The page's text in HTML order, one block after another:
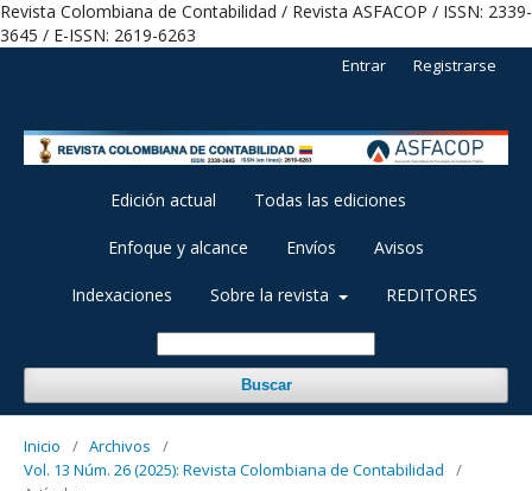
Revista Colombiana de Contabilidad / Revista ASFACOP / ISSN: 2339-
3645 / E-ISSN: 2619-6263
Edición actual Todas las ediciones
Enfoque y alcance Envíos Avisos
Indexaciones Sobre la revista REDITORES
Buscar
Entrar Registrarse
Inicio / Archivos
/
Vol. 13 Núm. 26 (2025): Revista Colombiana de Contabilidad
/